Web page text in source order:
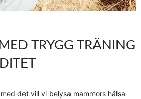
TRYGG TRÄNING
det vill vi belysa mammors hälsa